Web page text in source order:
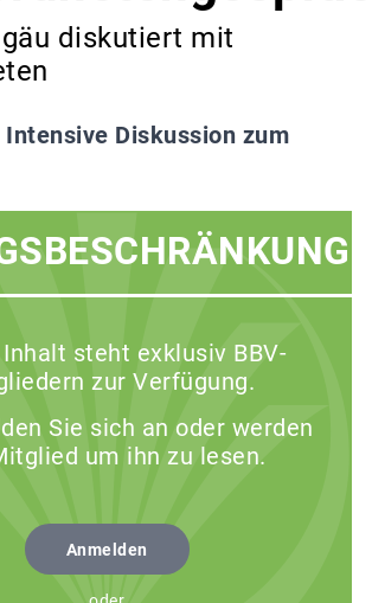
diskutiert mit
Intensive Diskussion zum
steht exklusiv BBV-
zur Verfügung.
Sie sich an oder werden
um ihn zu lesen.
Anmelden